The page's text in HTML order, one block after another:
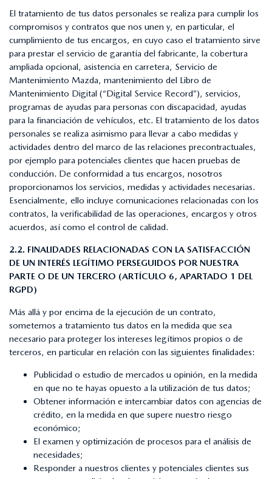
El tratamiento de tus datos personales se realiza para cumplir los
compromisos y contratos que nos unen y, en particular, el
cumplimiento de tus encargos, en cuyo caso el tratamiento sirve
para prestar el servicio de garantía del fabricante, la cobertura
ampliada opcional, asistencia en carretera, Servicio de
Mantenimiento Mazda, mantenimiento del Libro de
Mantenimiento Digital (“Digital Service Record”), servicios,
programas de ayudas para personas con discapacidad, ayudas
para la financiación de vehículos, etc. El tratamiento de los datos
personales se realiza asimismo para llevar a cabo medidas y
actividades dentro del marco de las relaciones precontractuales,
por ejemplo para potenciales clientes que hacen pruebas de
conducción. De conformidad a tus encargos, nosotros
proporcionamos los servicios, medidas y actividades necesarias.
Esencialmente, ello incluye comunicaciones relacionadas con los
contratos, la verificabilidad de las operaciones, encargos y otros
acuerdos, así como el control de calidad.
2.2. FINALIDADES RELACIONADAS CON LA SATISFACCIÓN
DE UN INTERÉS LEGÍTIMO PERSEGUIDOS POR NUESTRA
PARTE O DE UN TERCERO (ARTÍCULO 6, APARTADO 1 DEL
RGPD)
Más allá y por encima de la ejecución de un contrato,
sometemos a tratamiento tus datos en la medida que sea
necesario para proteger los intereses legítimos propios o de
terceros, en particular en relación con las siguientes finalidades:
Publicidad o estudio de mercados u opinión, en la medida
en que no te hayas opuesto a la utilización de tus datos;
Obtener información e intercambiar datos con agencias de
crédito, en la medida en que supere nuestro riesgo
económico;
El examen y optimización de procesos para el análisis de
necesidades;
Responder a nuestros clientes y potenciales clientes sus